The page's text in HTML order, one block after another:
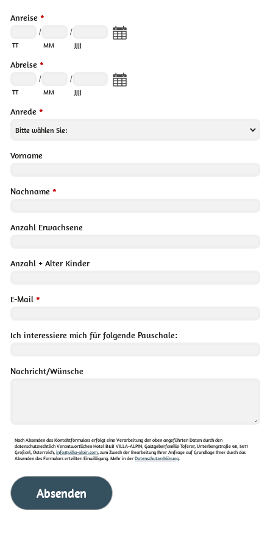
Anreise *
/
TT
/
MM JJJJ
Abreise *
/
TT
/
MM JJJJ
Anrede *
Vorname
Nachname *
Anzahl Erwachsene
Anzahl + Alter Kinder
E-Mail *
Ich interessiere mich für folgende Pauschale:
Nachricht/Wünsche
Nach Absenden des Kontaktformulars erfolgt eine Verarbeitung der oben angeführten Daten durch den
datenschutzrechtlich Verantwortlichen Hotel B&B VILLA-ALPIN, Gastgeberfamilie Toferer, Unterbergstraße 68, 5611
Großarl, Österreich, info@villa-alpin.com , zum Zweck der Bearbeitung Ihrer Anfrage auf Grundlage Ihrer durch das
Absenden des Formulars erteilten Einwilligung. Mehr in der Datenschutzerklärung